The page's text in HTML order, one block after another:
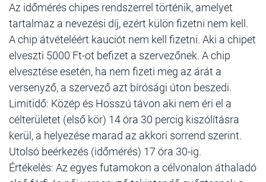
Az időmérés chipes rendszerrel történik, amelyet
tartalmaz a nevezési díj, ezért külön fizetni nem kell.
A chip átvételéért kauciót nem kell fizetni. Aki a chipet
elveszti 5000 Ft-ot befizet a szervezőnek. A chip
elvesztése esetén, ha nem fizeti meg az árát a
versenyző, a szervező azt bírósági úton beszedi.
Limitidő: Közép és Hosszú távon aki nem éri el a
célterületet (első kör) 14 óra 30 percig kiszólításra
kerül, a helyezése marad az akkori sorrend szerint.
Utolsó beérkezés (időmérés) 17 óra 30-ig.
Értékelés: Az egyes futamokon a célvonalon áthaladó